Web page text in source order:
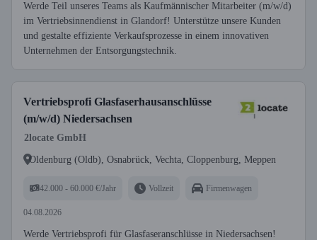
Werde Teil unseres Teams als Kaufmännischer Mitarbeiter (m/w/d)
im Vertriebsinnendienst in Glandorf! Unterstütze unsere Kunden
und gestalte effiziente Verkaufsprozesse in einem innovativen
Unternehmen der Entsorgungstechnik.
Vertriebsprofi Glasfaserhausanschlüsse
(m/w/d) Niedersachsen
2locate GmbH
Oldenburg (Oldb), Osnabrück, Vechta, Cloppenburg, Meppen
42.000 - 60.000 €/Jahr Vollzeit Firmenwagen
04.08.2026
Werde Vertriebsprofi für Glasfaseranschlüsse in Niedersachsen!